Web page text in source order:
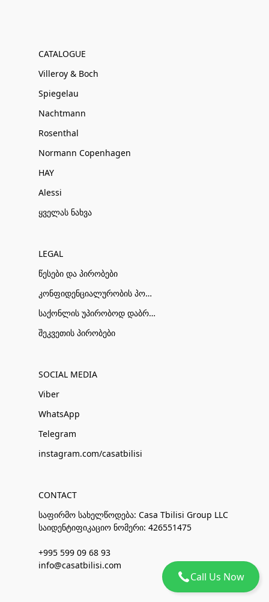
Call Us Now
CATALOGUE
Villeroy & Boch
Spiegelau
Nachtmann
Rosenthal
Normann Copenhagen
HAY
Alessi
ყველას ნახვა
LEGAL
წესები და პირობები
კონფიდენციალურობის პოლიტიკა
საქონლის უპირობოდ დაბრუნების პირობები
შეკვეთის პირობები
SOCIAL MEDIA
Viber
WhatsApp
Telegram
instagram.com/casatbilisi
CONTACT
საფირმო სახელწოდება: Casa Tbilisi Group LLC
საიდენტიფიკაციო ნომერი: 426551475
+995 599 09 68 93
info@casatbilisi.com